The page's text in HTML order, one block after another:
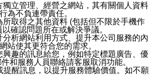
立管理、經營之網站，其有關個人資料
為不負連帶責任。
取得之其他資料 (包括但不限於手機作
確認問題所在或解決爭議。
析網站利用方式、提升本公司服務的內
站使其更符合您的需求。
趣的訊息給您，例如特定標題廣告、優
和服務人員聯絡請客服取消功能。
醒訊息，以提升服務體驗價值。如不願